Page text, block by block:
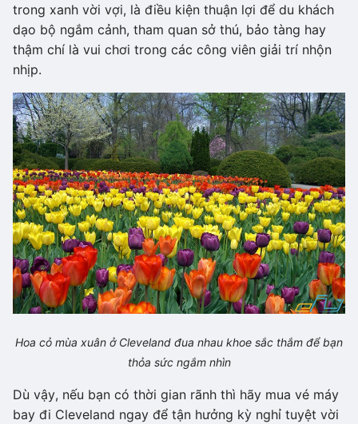
trong xanh vời vợi, là điều kiện thuận lợi để du khách
dạo bộ ngắm cảnh, tham quan sở thú, bảo tàng hay
thậm chí là vui chơi trong các công viên giải trí nhộn
nhịp.
Hoa cỏ mùa xuân ở Cleveland đua nhau khoe sắc thắm để bạn
thỏa sức ngắm nhìn
Dù vậy, nếu bạn có thời gian rãnh thì hãy mua vé máy
bay đi Cleveland ngay để tận hưởng kỳ nghỉ tuyệt vời